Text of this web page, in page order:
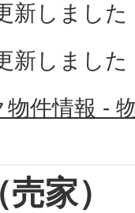
新しました
新しました
件情報 -
家）